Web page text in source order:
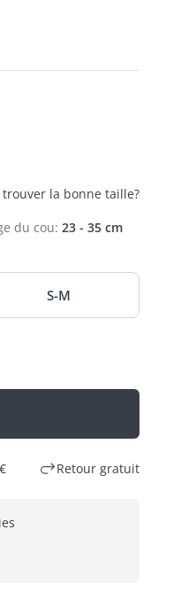
trouver la bonne taille?
du cou: 23 - 35 cm
S-M
Retour gratuit